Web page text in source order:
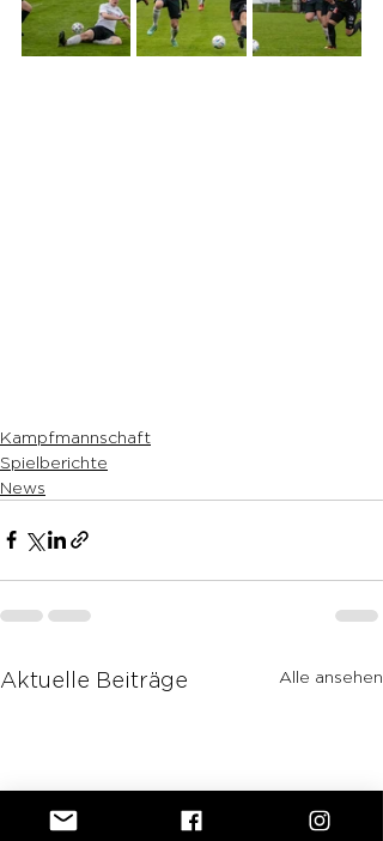
Kampfmannschaft
Spielberichte
News
Aktuelle Beiträge Alle ansehen